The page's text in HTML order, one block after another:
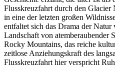
Flusskreuzfahrt durch den Glacier
in eine der letzten großen
entfaltet sich das Drama der
Landschaft von atemberaubender
Rocky Mountains, das reiche
zeitlose Anziehungskraft des
Flusskreuzfahrt hier verspricht